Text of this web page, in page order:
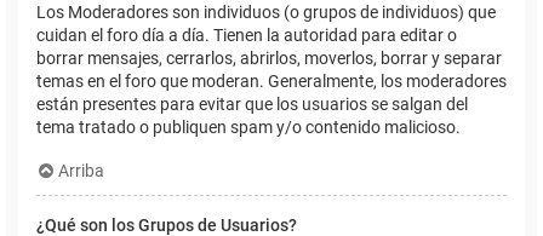
Los Moderadores son individuos (o grupos de individuos) que
cuidan el foro día a día. Tienen la autoridad para editar o
borrar mensajes, cerrarlos, abrirlos, moverlos, borrar y separar
temas en el foro que moderan. Generalmente, los moderadores
están presentes para evitar que los usuarios se salgan del
tema tratado o publiquen spam y/o contenido malicioso.
Arriba
¿Qué son los Grupos de Usuarios?